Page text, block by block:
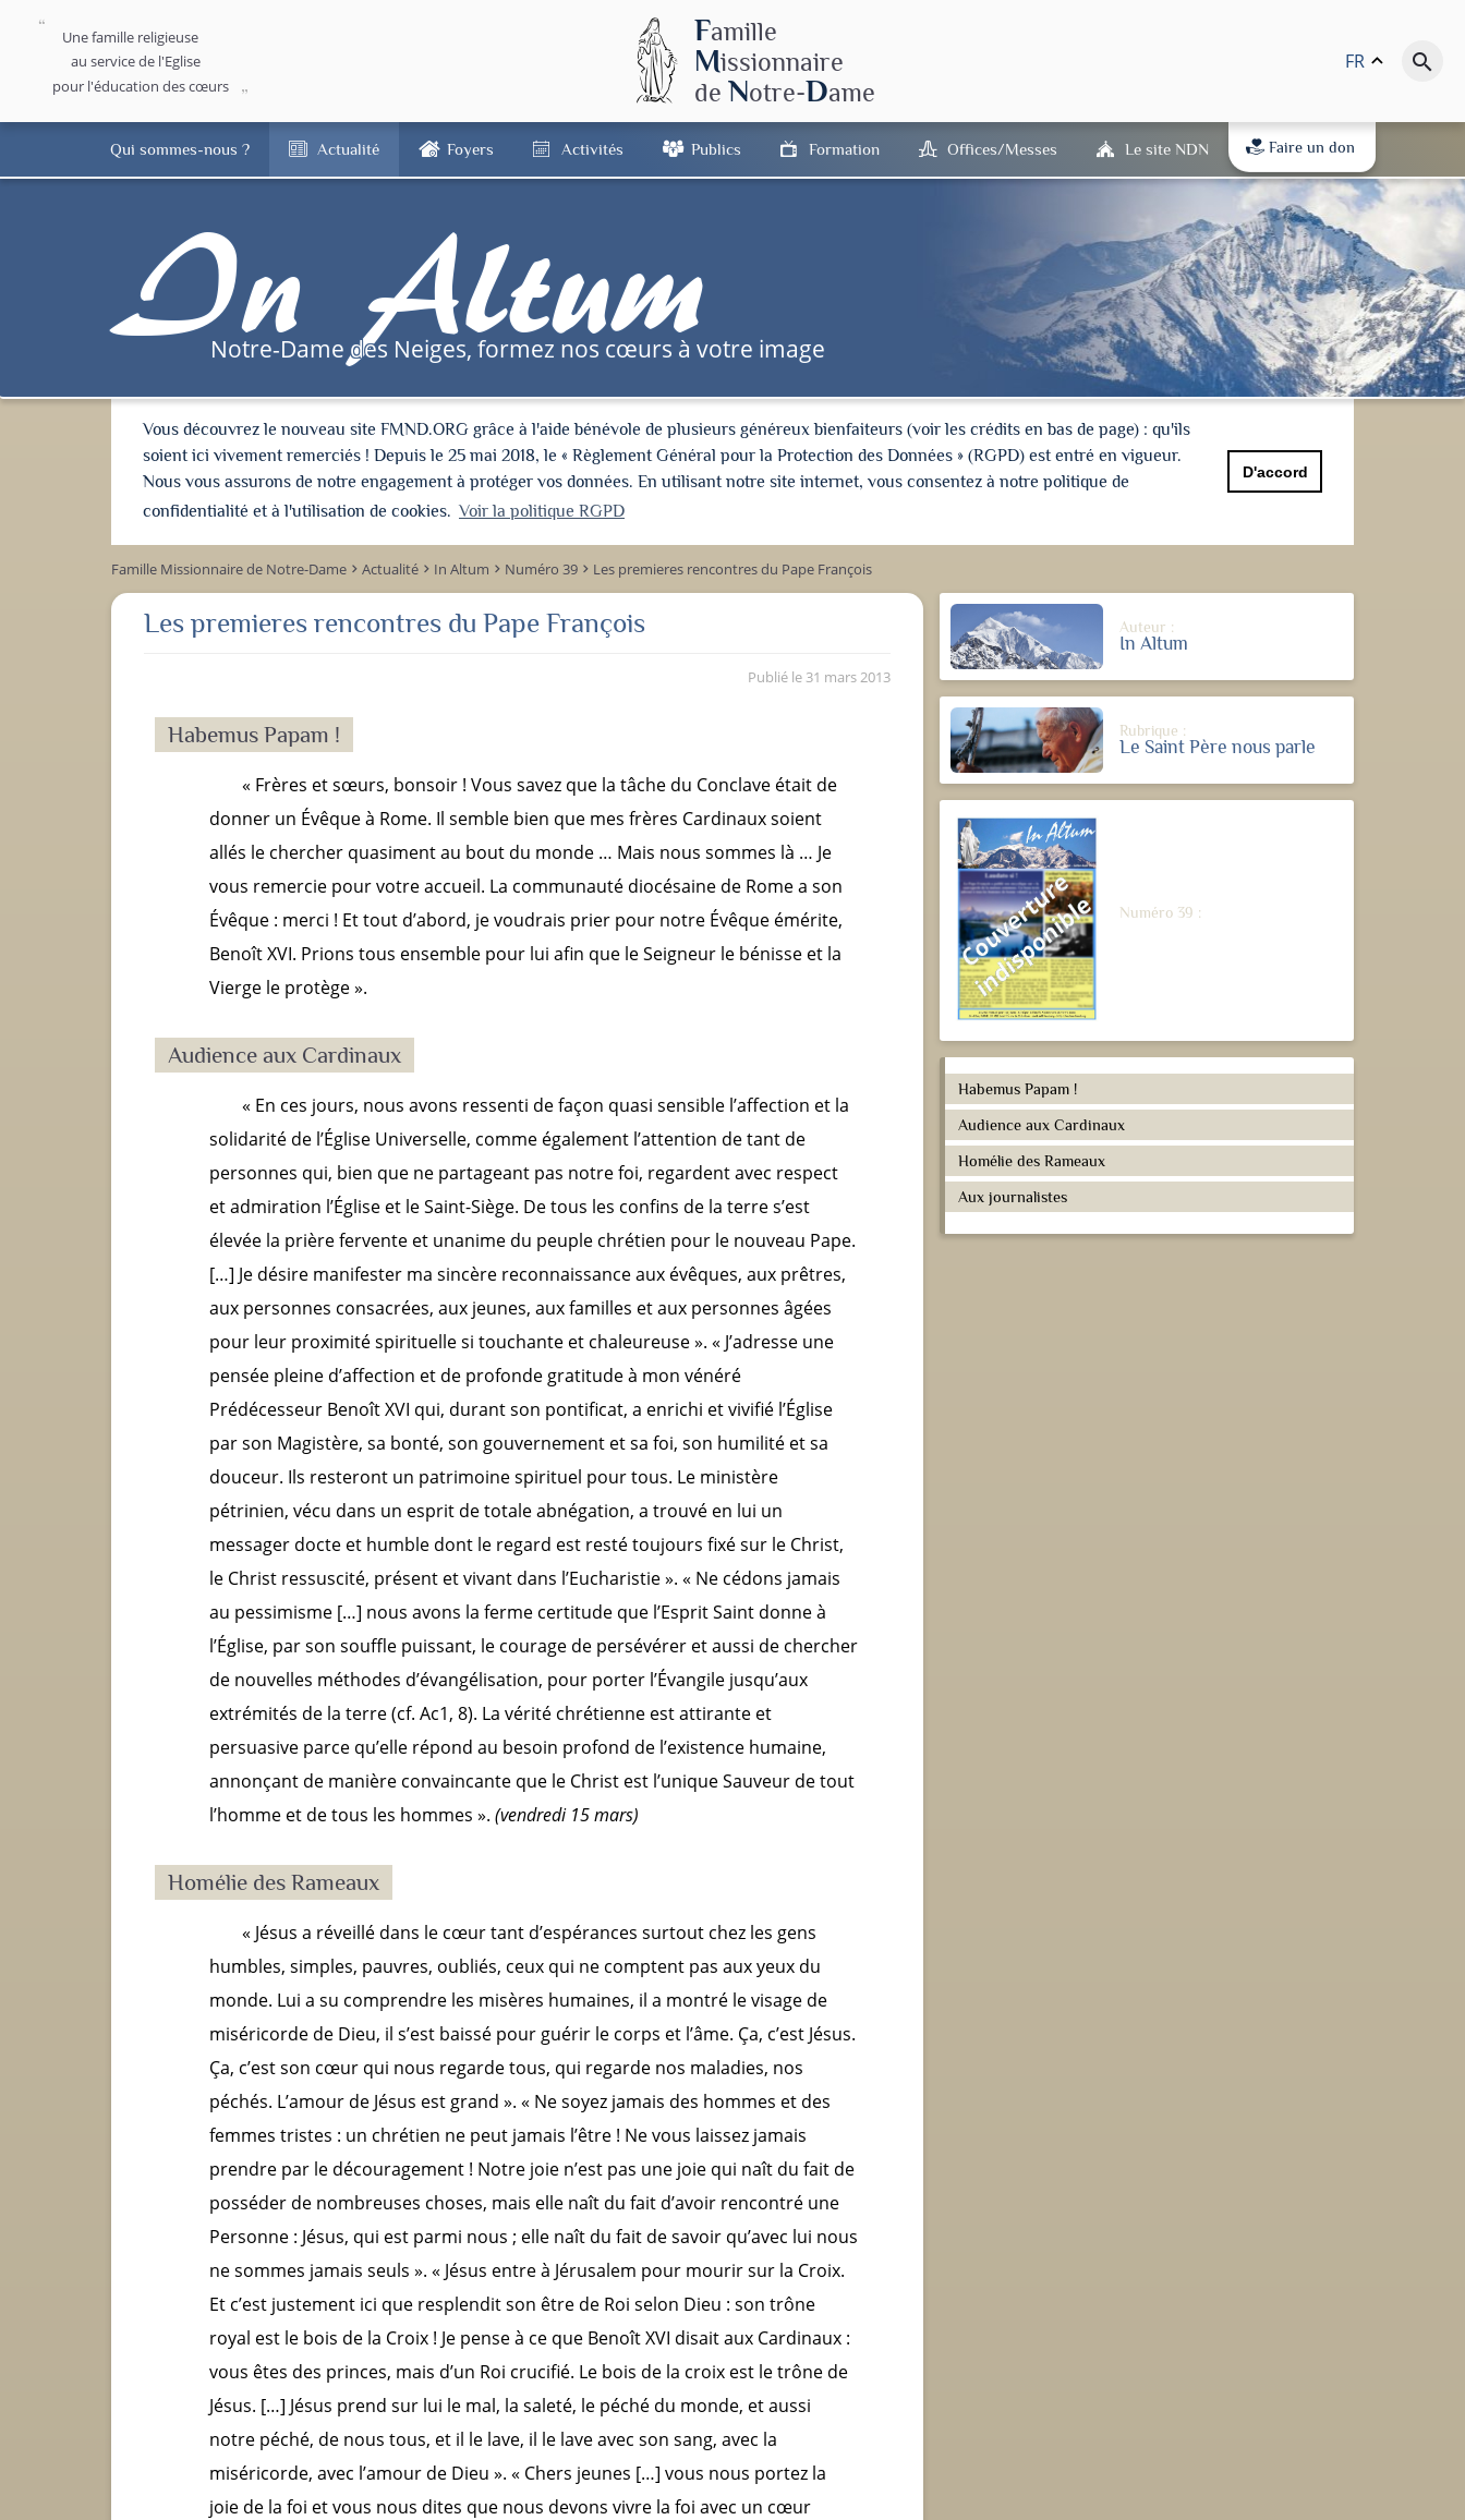
Une famille religieuse
au service de l'Eglise
pour l'éducation des cœurs
Famille
Missionnaire
de Notre-Dame
FR keyboard_arrow_up search
Qui sommes-nous ? Actualité Foyers Activités Publics Formation Offices/Messes Le site NDN Faire un don
In Altum
Notre-Dame des Neiges, formez nos cœurs à votre image
Vous découvrez le nouveau site FMND.ORG grâce à l'aide bénévole de plusieurs généreux bienfaiteurs (voir les crédits en bas de page) : qu'ils
soient ici vivement remerciés ! Depuis le 25 mai 2018, le « Règlement Général pour la Protection des Données » (RGPD) est entré en vigueur.
Nous vous assurons de notre engagement à protéger vos données. En utilisant notre site internet, vous consentez à notre politique de
confidentialité et à l'utilisation de cookies. Voir la politique RGPD
D'accord
Famille Missionnaire de Notre-Dame keyboard_arrow_right Actualité keyboard_arrow_right In Altum keyboard_arrow_right Numéro 39 keyboard_arrow_right Les premieres rencontres du Pape François
Les premieres rencontres du Pape François
Publié le 31 mars 2013
Habemus Papam !
« Frères et sœurs, bonsoir ! Vous savez que la tâche du Conclave était de
donner un Évêque à Rome. Il semble bien que mes frères Cardinaux soient
allés le chercher quasiment au bout du monde … Mais nous sommes là … Je
vous remercie pour votre accueil. La communauté diocésaine de Rome a son
Évêque : merci ! Et tout d’abord, je voudrais prier pour notre Évêque émérite,
Benoît XVI. Prions tous ensemble pour lui afin que le Seigneur le bénisse et la
Vierge le protège ».
Audience aux Cardinaux
« En ces jours, nous avons ressenti de façon quasi sensible l’affection et la
solidarité de l’Église Universelle, comme également l’attention de tant de
personnes qui, bien que ne partageant pas notre foi, regardent avec respect
et admiration l’Église et le Saint-Siège. De tous les confins de la terre s’est
élevée la prière fervente et unanime du peuple chrétien pour le nouveau Pape.
[…] Je désire manifester ma sincère reconnaissance aux évêques, aux prêtres,
aux personnes consacrées, aux jeunes, aux familles et aux personnes âgées
pour leur proximité spirituelle si touchante et chaleureuse ». « J’adresse une
pensée pleine d’affection et de profonde gratitude à mon vénéré
Prédécesseur Benoît XVI qui, durant son pontificat, a enrichi et vivifié l’Église
par son Magistère, sa bonté, son gouvernement et sa foi, son humilité et sa
douceur. Ils resteront un patrimoine spirituel pour tous. Le ministère
pétrinien, vécu dans un esprit de totale abnégation, a trouvé en lui un
messager docte et humble dont le regard est resté toujours fixé sur le Christ,
le Christ ressuscité, présent et vivant dans l’Eucharistie ». « Ne cédons jamais
au pessimisme […] nous avons la ferme certitude que l’Esprit Saint donne à
l’Église, par son souffle puissant, le courage de persévérer et aussi de chercher
de nouvelles méthodes d’évangélisation, pour porter l’Évangile jusqu’aux
extrémités de la terre (cf. Ac1, 8). La vérité chrétienne est attirante et
persuasive parce qu’elle répond au besoin profond de l’existence humaine,
annonçant de manière convaincante que le Christ est l’unique Sauveur de tout
l’homme et de tous les hommes ». (vendredi 15 mars)
Homélie des Rameaux
« Jésus a réveillé dans le cœur tant d’espérances surtout chez les gens
humbles, simples, pauvres, oubliés, ceux qui ne comptent pas aux yeux du
monde. Lui a su comprendre les misères humaines, il a montré le visage de
miséricorde de Dieu, il s’est baissé pour guérir le corps et l’âme. Ça, c’est Jésus.
Ça, c’est son cœur qui nous regarde tous, qui regarde nos maladies, nos
péchés. L’amour de Jésus est grand ». « Ne soyez jamais des hommes et des
femmes tristes : un chrétien ne peut jamais l’être ! Ne vous laissez jamais
prendre par le découragement ! Notre joie n’est pas une joie qui naît du fait de
posséder de nombreuses choses, mais elle naît du fait d’avoir rencontré une
Personne : Jésus, qui est parmi nous ; elle naît du fait de savoir qu’avec lui nous
ne sommes jamais seuls ». « Jésus entre à Jérusalem pour mourir sur la Croix.
Et c’est justement ici que resplendit son être de Roi selon Dieu : son trône
royal est le bois de la Croix ! Je pense à ce que Benoît XVI disait aux Cardinaux :
vous êtes des princes, mais d’un Roi crucifié. Le bois de la croix est le trône de
Jésus. […] Jésus prend sur lui le mal, la saleté, le péché du monde, et aussi
notre péché, de nous tous, et il le lave, il le lave avec son sang, avec la
miséricorde, avec l’amour de Dieu ». « Chers jeunes […] vous nous portez la
joie de la foi et vous nous dites que nous devons vivre la foi avec un cœur
Auteur :
In Altum
Rubrique :
Le Saint Père nous parle
Numéro 39 :
Habemus Papam !
Audience aux Cardinaux
Homélie des Rameaux
Aux journalistes